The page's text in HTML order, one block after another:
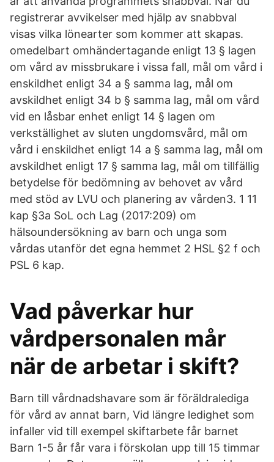
registrerar avvikelser med hjälp av snabbval
visas vilka lönearter som kommer att skapas.
omedelbart omhändertagande enligt 13 § lagen
om vård av missbrukare i vissa fall, mål om vård i
enskildhet enligt 34 a § samma lag, mål om
avskildhet enligt 34 b § samma lag, mål om vård
vid en låsbar enhet enligt 14 § lagen om
verkställighet av sluten ungdomsvård, mål om
vård i enskildhet enligt 14 a § samma lag, mål om
avskildhet enligt 17 § samma lag, mål om tillfällig
betydelse för bedömning av behovet av vård
med stöd av LVU och planering av vården3. 1 11
kap §3a SoL och Lag (2017:209) om
hälsoundersökning av barn och unga som
vårdas utanför det egna hemmet 2 HSL §2 f och
PSL 6 kap.
Vad påverkar hur
vårdpersonalen mår
när de arbetar i skift?
Barn till vårdnadshavare som är föräldralediga
för vård av annat barn, Vid längre ledighet som
infaller vid till exempel skiftarbete får barnet
Barn 1-5 år får vara i förskolan upp till 15 timmar